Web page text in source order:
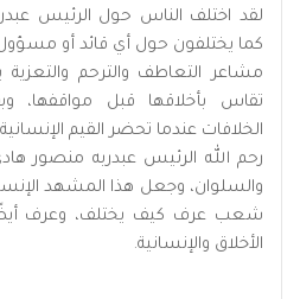
لقد اختلف الناس حول الرئيس
كما يختلفون حول أي قائد أو
مشاعر التعاطف والترحم
تقاس بأخلاقها قبل مواقفها،
الخلافات عندما تحضر القيم
رحم الله الرئيس عبدربه منصور
والسلوان، وجعل هذا المشهد
شعب عرف كيف يختلف، وعرف
الأخلاق والإنسانية.